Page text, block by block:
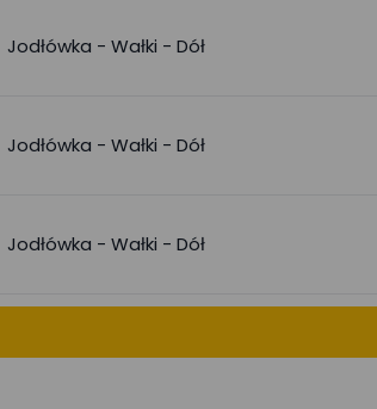
Jodłówka - Wałki - Dół
Jodłówka - Wałki - Dół
Jodłówka - Wałki - Dół